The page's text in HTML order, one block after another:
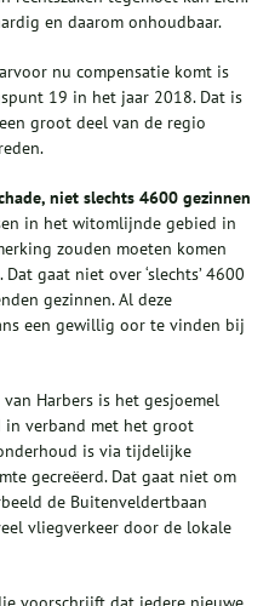
en daarom onhoudbaar.
nu compensatie komt is
19 in het jaar 2018. Dat is
groot deel van de regio
niet slechts 4600 gezinnen
in het witomlijnde gebied in
zouden moeten komen
gaat niet over ‘slechts’ 4600
gezinnen. Al deze
een gewillig oor te vinden bij
Harbers is het gesjoemel
in verband met het groot
is via tijdelijke
gecreëerd. Dat gaat niet om
de Buitenveldertbaan
vliegverkeer door de lokale